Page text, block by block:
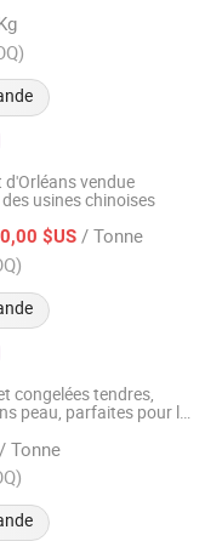
d'Orléans vendue
usines chinoises
$US / Tonne
Ltd.
congelées tendres,
peau, parfaites pour le
/ Tonne